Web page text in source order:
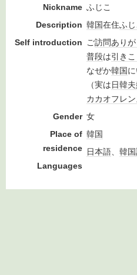
Nickname ふじこ
Description 韓国在住ふじ
Self introduction ご訪問あり
普段は引きこ
なぜか韓国
（実は日韓
カカオフレ
Gender 女
Place of
residence
韓国
Languages
日本語、 韓